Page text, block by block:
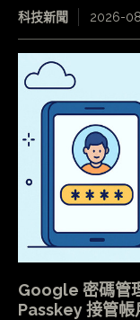
科技新聞 2026-
Google 密碼管
Passkey 接管帳